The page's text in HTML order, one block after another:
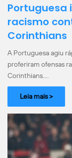
Portuguesa
racismo
Corinthians
A Portuguesa agiu
proferiram ofensas
Corinthians.…
Leia mais >